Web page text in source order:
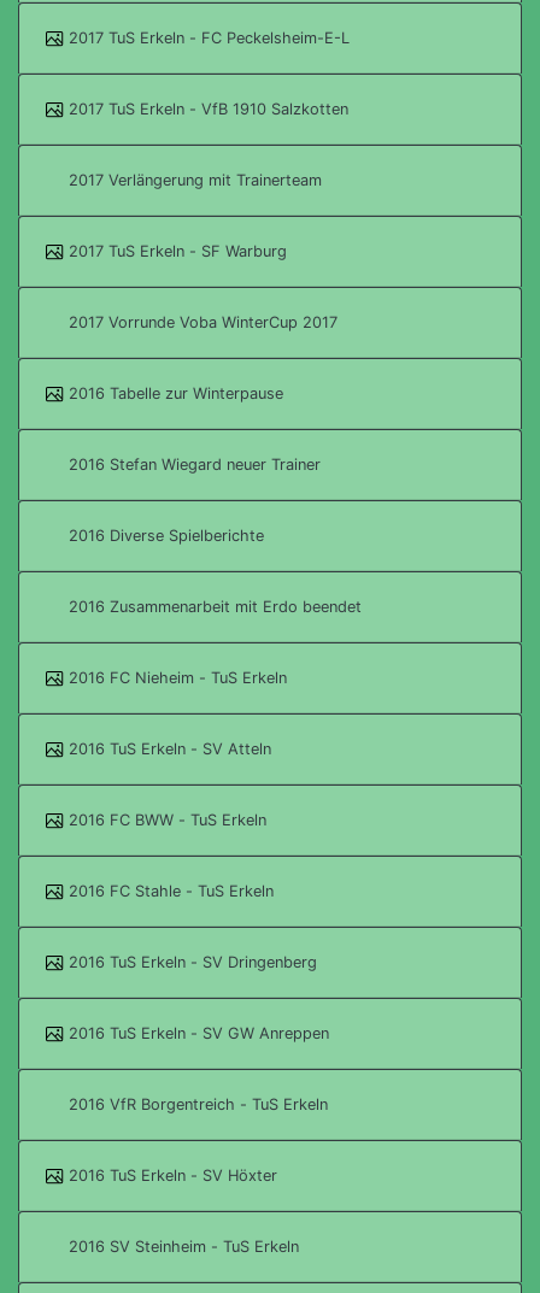
2017 TuS Erkeln - FC Peckelsheim-E-L
2017 TuS Erkeln - VfB 1910 Salzkotten
2017 Verlängerung mit Trainerteam
2017 TuS Erkeln - SF Warburg
2017 Vorrunde Voba WinterCup 2017
2016 Tabelle zur Winterpause
2016 Stefan Wiegard neuer Trainer
2016 Diverse Spielberichte
2016 Zusammenarbeit mit Erdo beendet
2016 FC Nieheim - TuS Erkeln
2016 TuS Erkeln - SV Atteln
2016 FC BWW - TuS Erkeln
2016 FC Stahle - TuS Erkeln
2016 TuS Erkeln - SV Dringenberg
2016 TuS Erkeln - SV GW Anreppen
2016 VfR Borgentreich - TuS Erkeln
2016 TuS Erkeln - SV Höxter
2016 SV Steinheim - TuS Erkeln